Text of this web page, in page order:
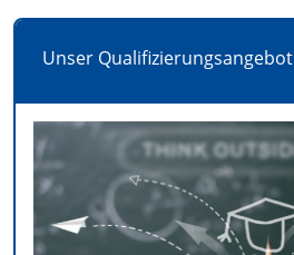
Unser Qualifizierungsangebot